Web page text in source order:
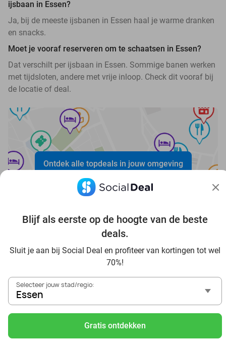
Blijf als eerste op de hoogte van de beste
deals.
Sluit je aan bij Social Deal en profiteer van kortingen tot wel
70%!
Selecteer jouw stad/regio:
Essen
Gratis ontdekken
ijsbaan in Essen?
Ja, bij de meeste ijsbanen in Essen haal je warme dranken
en snacks.
Moet je vooraf reserveren om te schaatsen in Essen?
Dat verschilt per ijsbaan in Essen. Sommige banen werken
met tijdsloten, andere met vrije inloop. Check dit vooraf bij
de locatie of deal.
Ontdek alle topdeals in jouw omgeving
Voordelig genieten in Essen: haal deal-inspiratie uit onze
In die Sauna in Essen und Umgebung
Tagesausflug zum Movie Park Germany mit Rabatt, von
Essen aus
Frühstück & Mittagessen in Essen
Reise von Essen aus und erlebe einen fantastischen Tag
im Freizeitpark Europa-Park